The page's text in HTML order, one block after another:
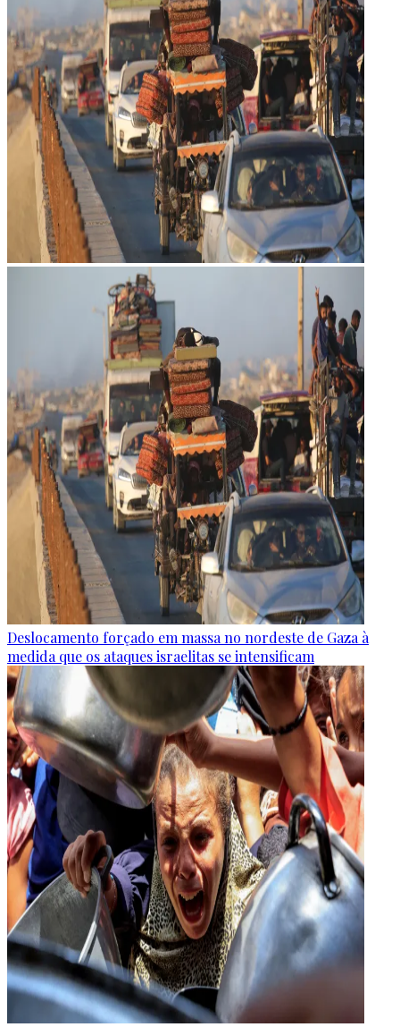
Deslocamento forçado em massa no nordeste de Gaza à
medida que os ataques israelitas se intensificam